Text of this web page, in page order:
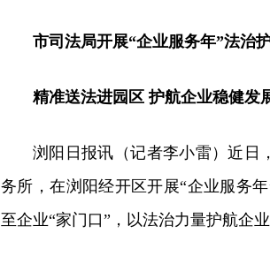
市司法局开展“企业服务年”法治
精准送法进园区 护航企业稳健发
浏阳日报讯（记者李小雷）近日
务所，在浏阳经开区开展“企业服务
至企业“家门口”，以法治力量护航企业